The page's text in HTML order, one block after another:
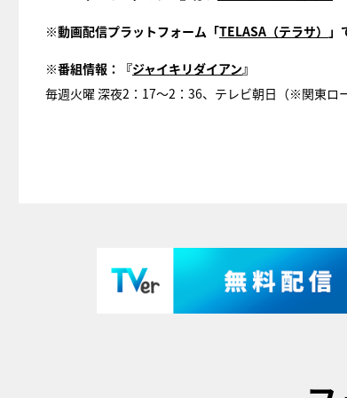
※動画配信プラットフォーム「TELASA（テラサ） 」
※番組情報：『ジャイキリダイアン』
毎週火曜 深夜2：17～2：36、テレビ朝日（※関東ロ